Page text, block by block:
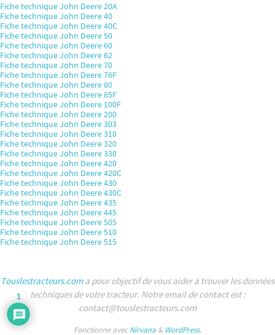
Fiche technique John Deere 20A
Fiche technique John Deere 40
Fiche technique John Deere 40C
Fiche technique John Deere 50
Fiche technique John Deere 60
Fiche technique John Deere 62
Fiche technique John Deere 70
Fiche technique John Deere 76F
Fiche technique John Deere 80
Fiche technique John Deere 85F
Fiche technique John Deere 100F
Fiche technique John Deere 200
Fiche technique John Deere 303
Fiche technique John Deere 310
Fiche technique John Deere 320
Fiche technique John Deere 330
Fiche technique John Deere 420
Fiche technique John Deere 420C
Fiche technique John Deere 430
Fiche technique John Deere 430C
Fiche technique John Deere 435
Fiche technique John Deere 445
Fiche technique John Deere 505
Fiche technique John Deere 510
Fiche technique John Deere 515
Touslestracteurs.coma pour objectif de vous aider à trouver les données
techniques de votre tracteur. Notre email de contact est :
contact@touslestracteurs.com
Fonctionne avecNirvana & WordPress.
1